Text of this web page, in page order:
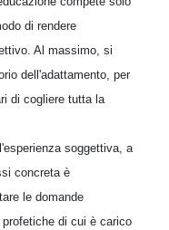
di rendere
Al massimo, si
dell'adattamento, per
di cogliere tutta la
soggettiva, a
concreta è
le domande
di cui è carico